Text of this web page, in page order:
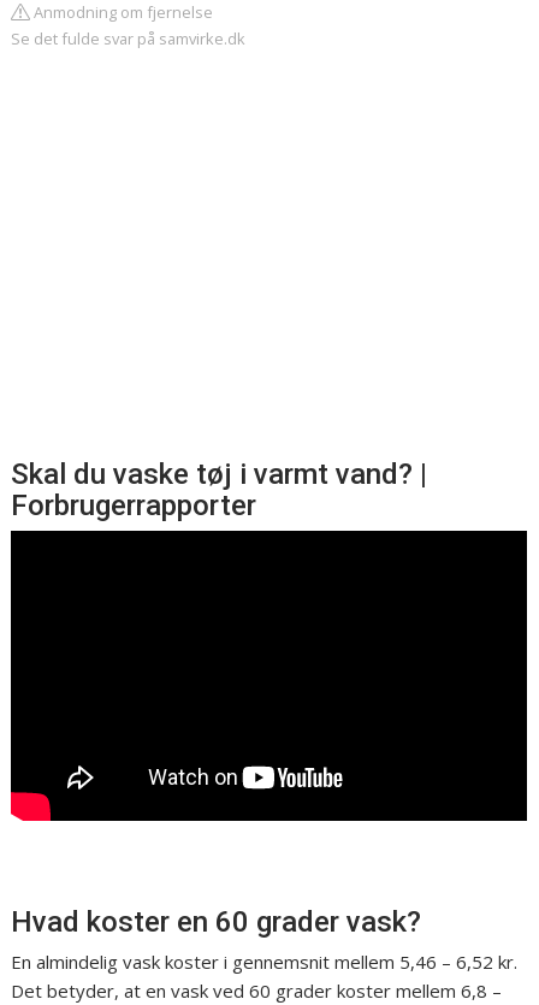
Anmodning om fjernelse
Se det fulde svar på samvirke.dk
Skal du vaske tøj i varmt vand? |
Forbrugerrapporter
Hvad koster en 60 grader vask?
En almindelig vask koster i gennemsnit mellem 5,46 – 6,52 kr.
Det betyder, at en vask ved 60 grader koster mellem 6,8 –